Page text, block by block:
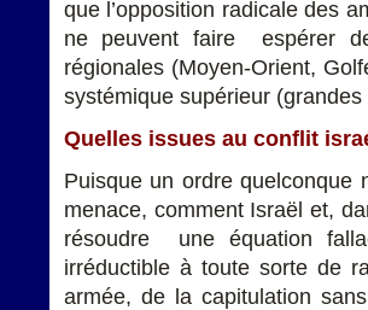
que l’opposition radicale des
ne peuvent faire espérer
régionales (Moyen-Orient,
systémique supérieur
Quelles issues au conflit
Puisque un ordre
menace, comment Israël et,
résoudre une équation
irréductible à toute sorte de
armée, de la capitulation